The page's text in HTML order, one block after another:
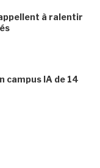
à ralentir
campus IA de 14